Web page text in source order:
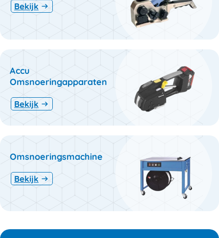
Bekijk
Accu
Omsnoeringapparaten
Bekijk
Omsnoeringsmachine
Bekijk